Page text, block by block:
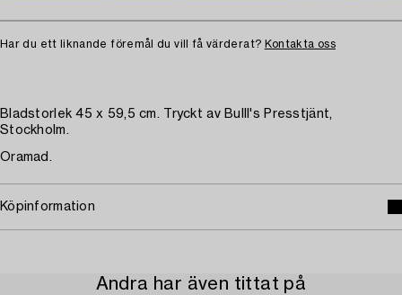
Har du ett liknande föremål du vill få värderat? Kontakta oss
Bladstorlek 45 x 59,5 cm. Tryckt av Bulll's Presstjänt,
Stockholm.
Oramad.
Köpinformation
Andra har även tittat på